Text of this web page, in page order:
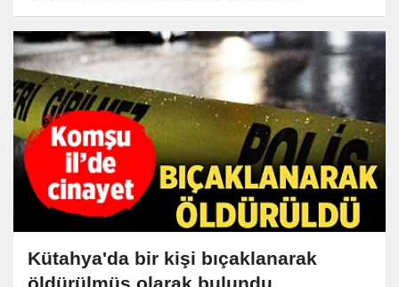
Kütahya'da bir kişi bıçaklanarak